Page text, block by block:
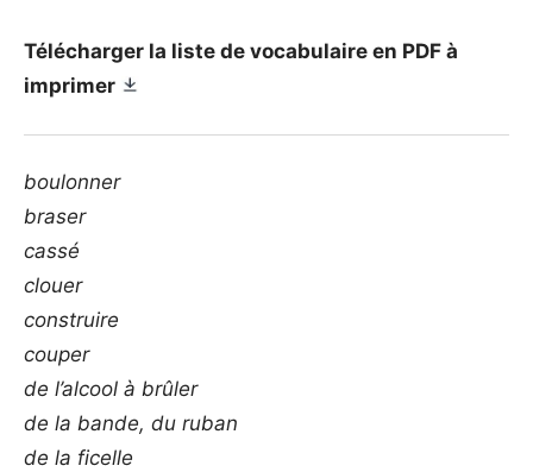
Télécharger la liste de vocabulaire en PDF à
imprimer
boulonner
braser
cassé
clouer
construire
couper
de l’alcool à brûler
de la bande, du ruban
de la ficelle